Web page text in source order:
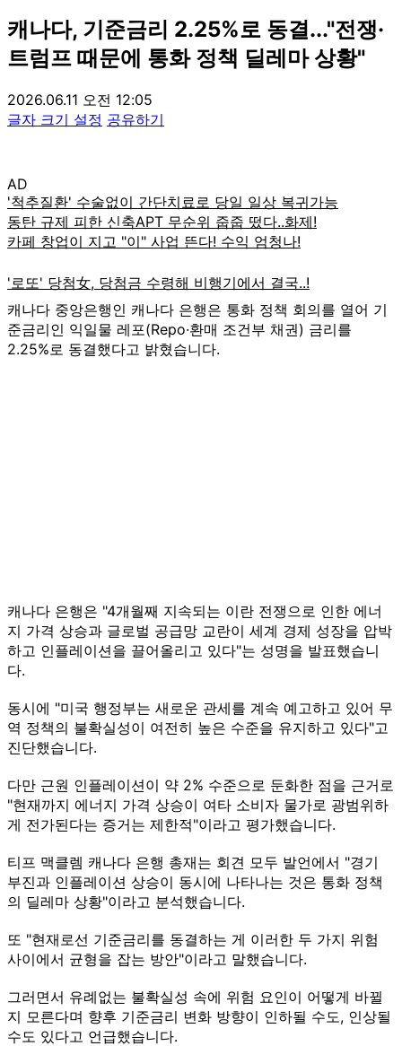
캐나다, 기준금리 2.25%로 동결..."전쟁·
트럼프 때문에 통화 정책 딜레마 상황"
2026.06.11 오전 12:05
글자 크기 설정 공유하기
AD
캐나다 중앙은행인 캐나다 은행은 통화 정책 회의를 열어 기
준금리인 익일물 레포(Repo·환매 조건부 채권) 금리를
2.25%로 동결했다고 밝혔습니다.
캐나다 은행은 "4개월째 지속되는 이란 전쟁으로 인한 에너
지 가격 상승과 글로벌 공급망 교란이 세계 경제 성장을 압박
하고 인플레이션을 끌어올리고 있다"는 성명을 발표했습니
다.
동시에 "미국 행정부는 새로운 관세를 계속 예고하고 있어 무
역 정책의 불확실성이 여전히 높은 수준을 유지하고 있다"고
진단했습니다.
다만 근원 인플레이션이 약 2% 수준으로 둔화한 점을 근거로
"현재까지 에너지 가격 상승이 여타 소비자 물가로 광범위하
게 전가된다는 증거는 제한적"이라고 평가했습니다.
티프 맥클렘 캐나다 은행 총재는 회견 모두 발언에서 "경기
부진과 인플레이션 상승이 동시에 나타나는 것은 통화 정책
의 딜레마 상황"이라고 분석했습니다.
또 "현재로선 기준금리를 동결하는 게 이러한 두 가지 위험
사이에서 균형을 잡는 방안"이라고 말했습니다.
그러면서 유례없는 불확실성 속에 위험 요인이 어떻게 바뀔
지 모른다며 향후 기준금리 변화 방향이 인하될 수도, 인상될
수도 있다고 언급했습니다.